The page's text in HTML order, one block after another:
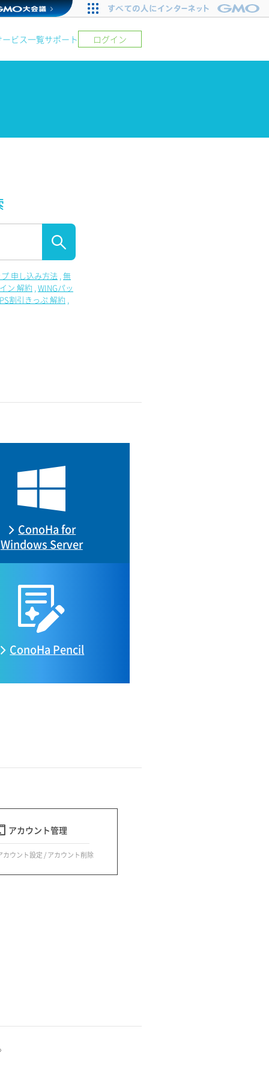
ービス一覧サポート ログイン
申し込み方法 無
ン 解約 WINGパッ
割引きっぷ 解約
ConoHa for
Windows Server
ConoHa Pencil
アカウント管理
カウント設定 / アカウント削除